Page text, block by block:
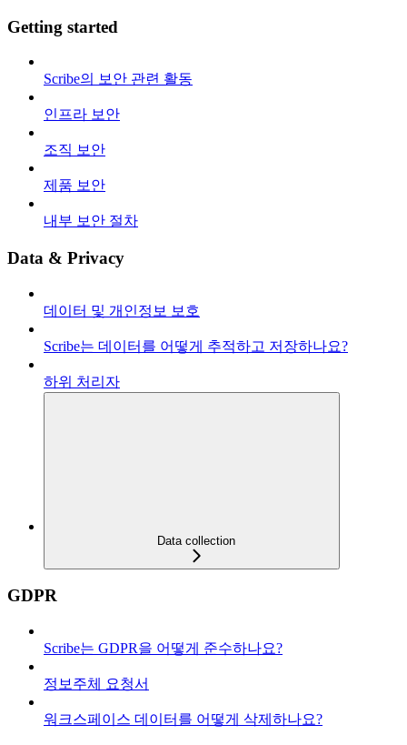
Getting started
Scribe의 보안 관련 활동
인프라 보안
조직 보안
제품 보안
내부 보안 절차
Data & Privacy
데이터 및 개인정보 보호
Scribe는 데이터를 어떻게 추적하고 저장하나요?
하위 처리자
Data collection
GDPR
Scribe는 GDPR을 어떻게 준수하나요?
정보주체 요청서
워크스페이스 데이터를 어떻게 삭제하나요?